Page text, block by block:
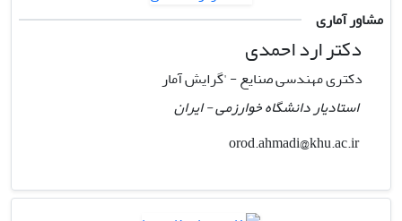
مشاور آماری
دکتر ارد احمدی
دکتری مهندسی صنایع - 'گرایش آمار
استادیار دانشگاه خوارزمی - ایران
orod.ahmadi@khu.ac.ir